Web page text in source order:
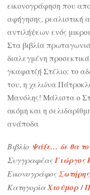
εικονογράφηση που
αφήγησης, ρεαλιστική
αντιλήψεων ενός
Στα βιβλία
διαλεγμένη
γκαφατζή Στέλιο: το
του, η χελώνα
Μανόλης! Μάλιστα ο
ακόμη και η
ανάποδα
Βιβλίο Ψάξε… δε θα το
ΣυγγραφέαςΓιώργος
Εικονογράφος
ΚατηγορίαΧιούμορ /